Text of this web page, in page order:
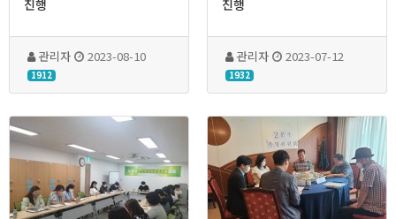
진행
관리자 2023-08-10
1912
진행
관리자 2023-07-12
1932